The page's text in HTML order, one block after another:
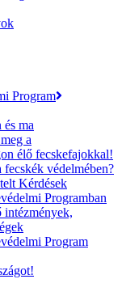
Program
és ma
a
élő fecskefajokkal!
védelmében?
Kérdések
Programban
intézmények,
Program